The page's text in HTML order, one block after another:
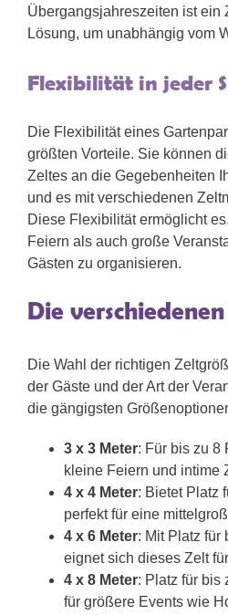
Übergangsjahreszeiten ist ein
Lösung, um unabhängig vom
Flexibilität in jeder
Die Flexibilität eines
größten Vorteile. Sie können
Zeltes an die Gegebenheiten
und es mit verschiedenen
Diese Flexibilität ermöglicht
Feiern als auch große
Gästen zu organisieren.
Die
Die Wahl der richtigen
der Gäste und der Art der
die gängigsten
3 x 3 Meter: Für bis zu 8
kleine Feiern und intime
4 x 4 Meter: Bietet Platz
perfekt für eine
4 x 6 Meter: Mit Platz für
eignet sich dieses Zelt
4 x 8 Meter: Platz für bis
für größere Events wie